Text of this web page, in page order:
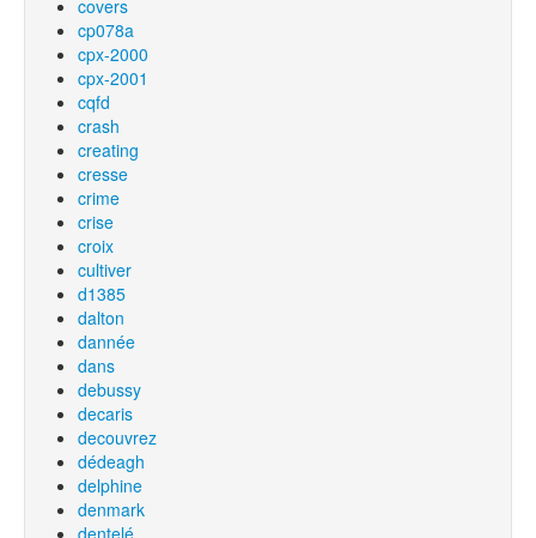
covers
cp078a
cpx-2000
cpx-2001
cqfd
crash
creating
cresse
crime
crise
croix
cultiver
d1385
dalton
dannée
dans
debussy
decaris
decouvrez
dédeagh
delphine
denmark
dentelé